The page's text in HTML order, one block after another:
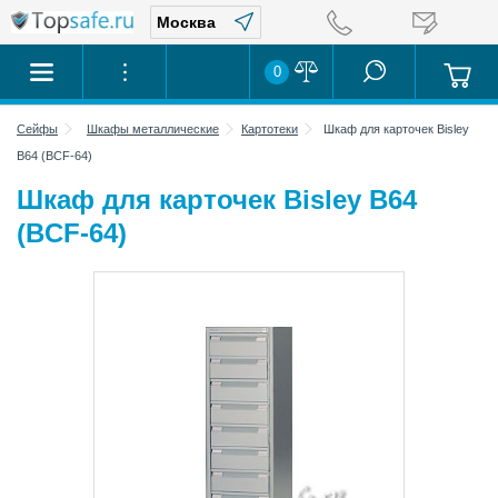
0
Сейфы Шкафы металлические Картотеки
Шкаф для карточек Bisley
B64 (BCF-64)
Шкаф для карточек Bisley B64
(BCF-64)